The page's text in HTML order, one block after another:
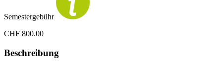
Semestergebühr
CHF 800.00
Beschreibung